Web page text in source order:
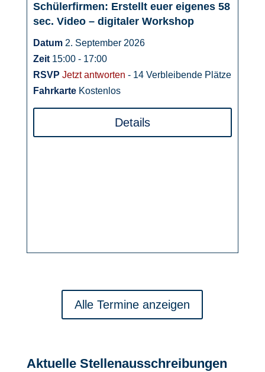
02
Schülerfirmen: Erstellt euer eigenes 58
sec. Video – digitaler Workshop
Datum 2. September 2026
Zeit 15:00 - 17:00
RSVP Jetzt antworten - 14 Verbleibende Plätze
Fahrkarte Kostenlos
Details
Alle Termine anzeigen
Aktuelle Stellenausschreibungen